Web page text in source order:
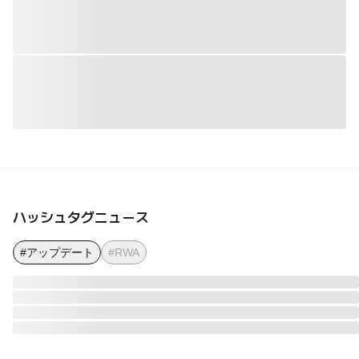
ハッシュタグニュース
#アップデート #RWA